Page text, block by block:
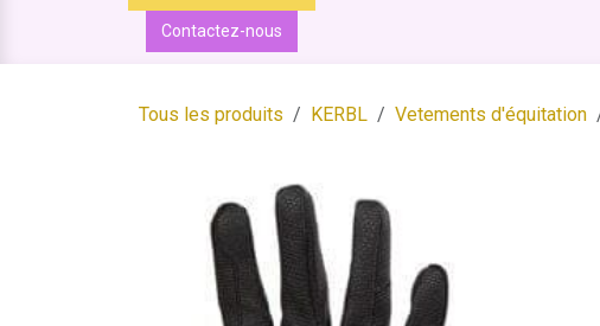
Contactez-nous
Tous les produits KERBL Vetements d'équitation